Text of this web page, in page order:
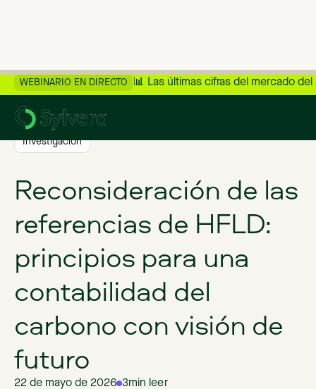
WEBINARIO EN DIRECTO 📊 Las últimas cifras del mercado
Investigación
Reconsideración de las
referencias de HFLD:
principios para una
contabilidad del
carbono con visión de
futuro
22 de mayo de 2026 3min leer